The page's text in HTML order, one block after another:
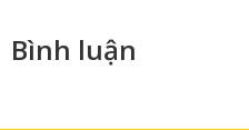
Bình luận